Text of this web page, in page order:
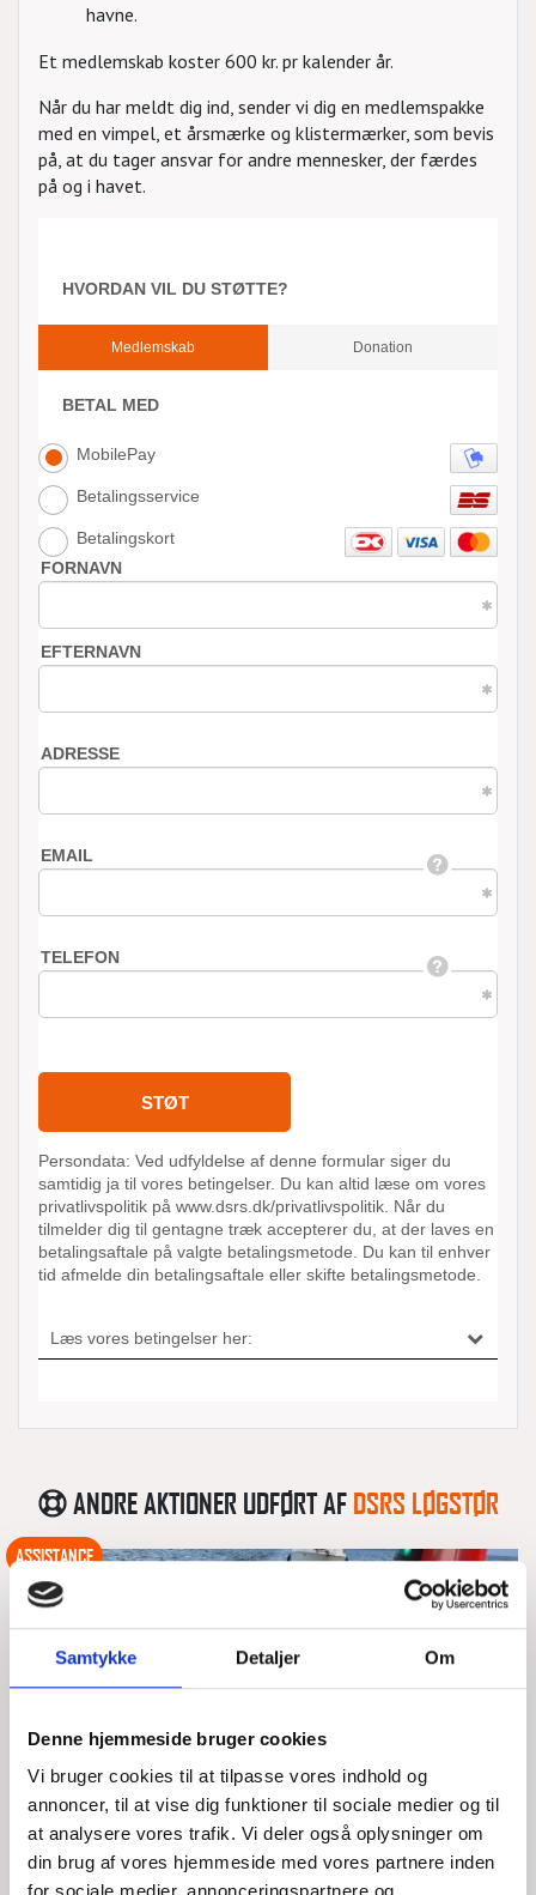
Samtykke Detaljer Om
Denne hjemmeside bruger cookies
Vi bruger cookies til at tilpasse vores indhold og
annoncer, til at vise dig funktioner til sociale medier og til
at analysere vores trafik. Vi deler også oplysninger om
din brug af vores hjemmeside med vores partnere inden
havne.
Et medlemskab koster 600 kr. pr kalender år.
Når du har meldt dig ind, sender vi dig en medlemspakke
med en vimpel, et årsmærke og klistermærker, som bevis
på, at du tager ansvar for andre mennesker, der færdes
på og i havet.
ANDRE AKTIONER UDFØRT AF DSRS LØGSTØR
ASSISTANCE